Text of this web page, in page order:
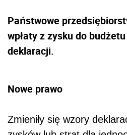
Państwowe
wpłaty z zysku do
deklaracji.
Nowe prawo
Zmieniły się wzory